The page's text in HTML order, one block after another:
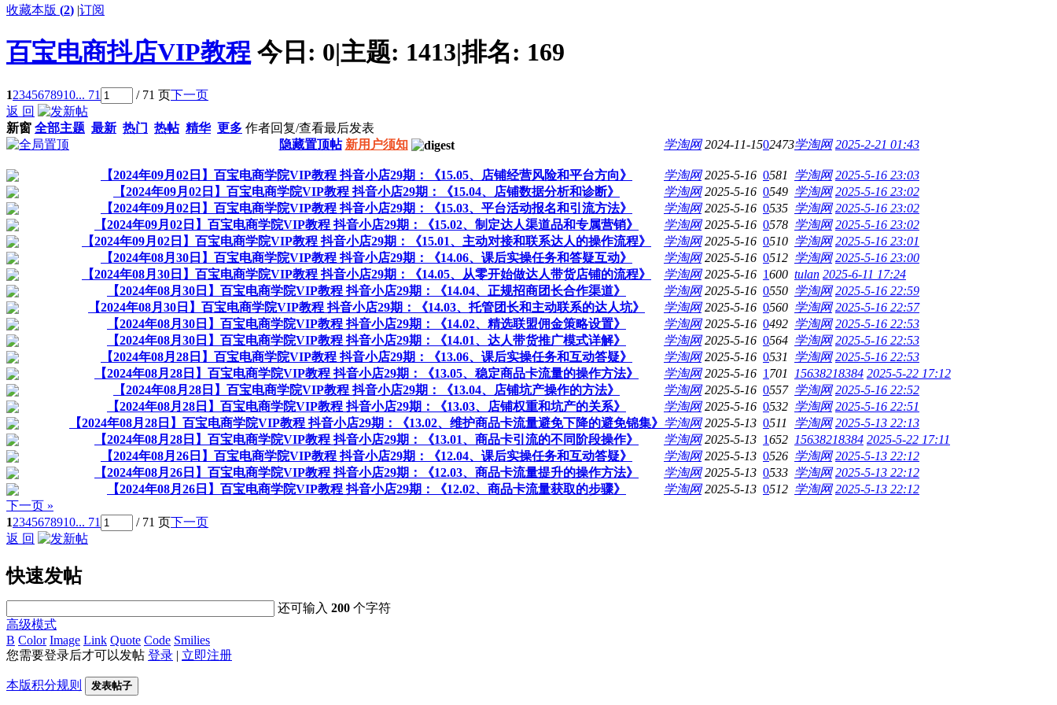
收藏本版 (2) |订阅
百宝电商抖店VIP教程 今日: 0|主题: 1413|排名: 169
12345678910... 71 / 71 页下一页
返 回
新窗 全部主题 最新 热门 热帖 精华 更多 作者回复/查看最后发表
隐藏置顶帖 新用户须知 学淘网 2024-11-1502473学淘网 2025-2-21 01:43
【2024年09月02日】百宝电商学院VIP教程 抖音小店29期：《15.05、店铺经营风险和平台方向》 学淘网 2025-5-16 0581 学淘网 2025-5-16 23:03
【2024年09月02日】百宝电商学院VIP教程 抖音小店29期：《15.04、店铺数据分析和诊断》
学淘网 2025-5-16 0549 学淘网 2025-5-16 23:02
【2024年09月02日】百宝电商学院VIP教程 抖音小店29期：《15.03、平台活动报名和引流方法》
学淘网 2025-5-16 0535 学淘网 2025-5-16 23:02
【2024年09月02日】百宝电商学院VIP教程 抖音小店29期：《15.02、制定达人渠道品和专属营销》
学淘网 2025-5-16 0578 学淘网 2025-5-16 23:02
【2024年09月02日】百宝电商学院VIP教程 抖音小店29期：《15.01、主动对接和联系达人的操作流程》
学淘网 2025-5-16 0510 学淘网 2025-5-16 23:01
【2024年08月30日】百宝电商学院VIP教程 抖音小店29期：《14.06、课后实操任务和答疑互动》
学淘网 2025-5-16 0512 学淘网 2025-5-16 23:00
【2024年08月30日】百宝电商学院VIP教程 抖音小店29期：《14.05、从零开始做达人带货店铺的流程》
学淘网 2025-5-16 1600 tulan 2025-6-11 17:24
【2024年08月30日】百宝电商学院VIP教程 抖音小店29期：《14.04、正规招商团长合作渠道》
学淘网 2025-5-16 0550 学淘网 2025-5-16 22:59
【2024年08月30日】百宝电商学院VIP教程 抖音小店29期：《14.03、托管团长和主动联系的达人坑》
学淘网 2025-5-16 0560 学淘网 2025-5-16 22:57
【2024年08月30日】百宝电商学院VIP教程 抖音小店29期：《14.02、精选联盟佣金策略设置》
学淘网 2025-5-16 0492 学淘网 2025-5-16 22:53
【2024年08月30日】百宝电商学院VIP教程 抖音小店29期：《14.01、达人带货推广模式详解》
学淘网 2025-5-16 0564 学淘网 2025-5-16 22:53
【2024年08月28日】百宝电商学院VIP教程 抖音小店29期：《13.06、课后实操任务和互动答疑》
学淘网 2025-5-16 0531 学淘网 2025-5-16 22:53
【2024年08月28日】百宝电商学院VIP教程 抖音小店29期：《13.05、稳定商品卡流量的操作方法》
学淘网 2025-5-16 1 701 15638218384 2025-5-22 17:12
【2024年08月28日】百宝电商学院VIP教程 抖音小店29期：《13.04、店铺坑产操作的方法》
学淘网 2025-5-16 0557 学淘网 2025-5-16 22:52
【2024年08月28日】百宝电商学院VIP教程 抖音小店29期：《13.03、店铺权重和坑产的关系》
学淘网 2025-5-16 0532 学淘网 2025-5-16 22:51
【2024年08月28日】百宝电商学院VIP教程 抖音小店29期：《13.02、维护商品卡流量避免下降的避免锦集》 学淘网 2025-5-13 0511 学淘网 2025-5-13 22:13
【2024年08月28日】百宝电商学院VIP教程 抖音小店29期：《13.01、商品卡引流的不同阶段操作》
学淘网 2025-5-13 1652 15638218384 2025-5-22 17:11
【2024年08月26日】百宝电商学院VIP教程 抖音小店29期：《12.04、课后实操任务和互动答疑》
学淘网 2025-5-13 0526 学淘网 2025-5-13 22:12
【2024年08月26日】百宝电商学院VIP教程 抖音小店29期：《12.03、商品卡流量提升的操作方法》
学淘网 2025-5-13 0533 学淘网 2025-5-13 22:12
【2024年08月26日】百宝电商学院VIP教程 抖音小店29期：《12.02、商品卡流量获取的步骤》
学淘网 2025-5-13 0512 学淘网 2025-5-13 22:12
下一页 »
12345678910... 71 / 71 页下一页
返 回
快速发帖
还可输入200 个字符
高级模式
B Color Image Link Quote Code Smilies
您需要登录后才可以发帖 登录 | 立即注册
本版积分规则 发表帖子